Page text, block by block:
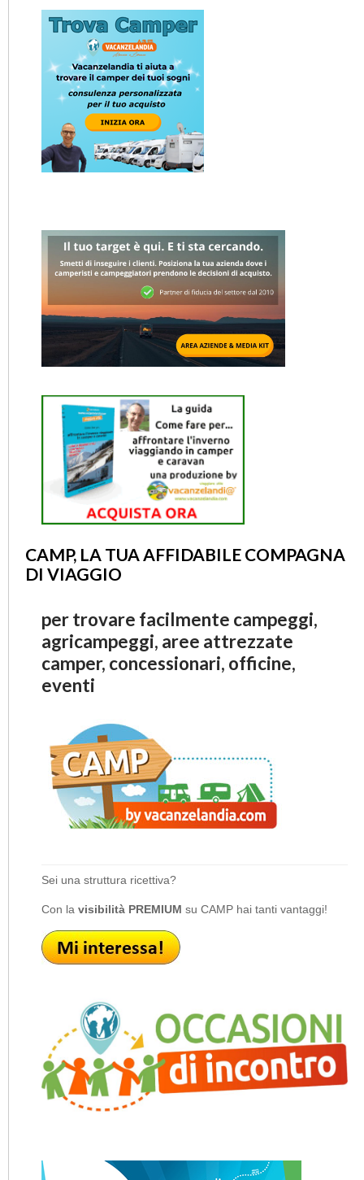
CAMP, LA TUA AFFIDABILE COMPAGNA
DI VIAGGIO
per trovare facilmente campeggi,
agricampeggi, aree attrezzate
camper, concessionari, officine,
eventi
Sei una struttura ricettiva?
Con la visibilità PREMIUM su CAMP hai tanti vantaggi!